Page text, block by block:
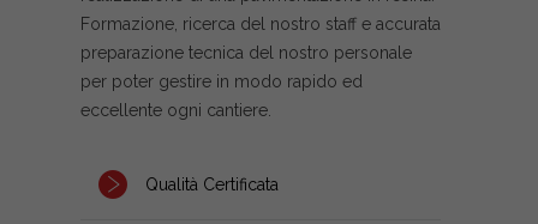
Formazione, ricerca del nostro staff e accurata
preparazione tecnica del nostro personale
per poter gestire in modo rapido ed
eccellente ogni cantiere.
Qualità Certificata